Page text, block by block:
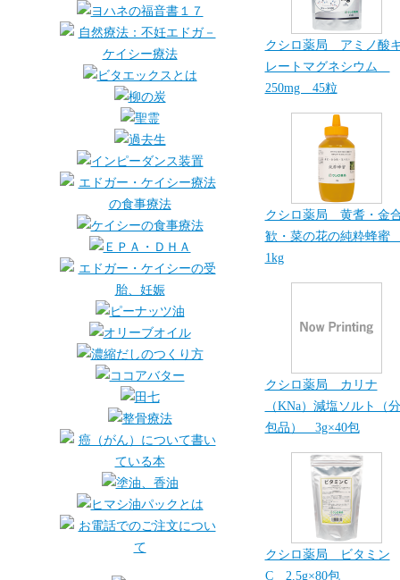
クシロ薬局 アミノ酸
レートマグネシウム
250mg 45粒
クシロ薬局 黄耆・金
歓・菜の花の純粋蜂
1kg
クシロ薬局 カリナ
（KNa）減塩ソルト（分
包品） 3g×40包
クシロ薬局 ビタミン
C 2.5g×80包